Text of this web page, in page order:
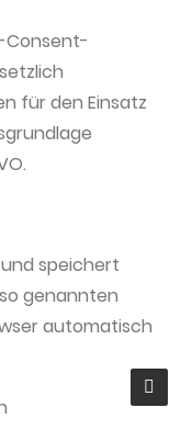
Consent-
für den Einsatz
speichert
genannten
automatisch